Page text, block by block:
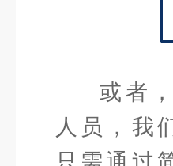
或者
人员，我